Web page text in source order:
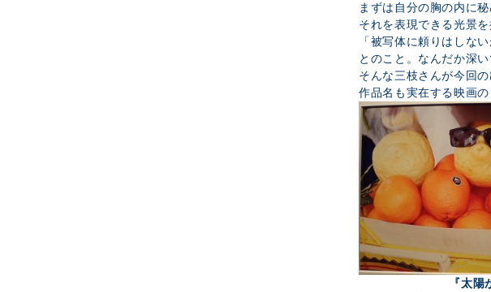
まずは自分の胸の内に
それを表現できる光景
「被写体に頼りはしな
とのこと。なんだか深い
そんな三枝さんが今回
作品名も実在する映画
『太陽がい